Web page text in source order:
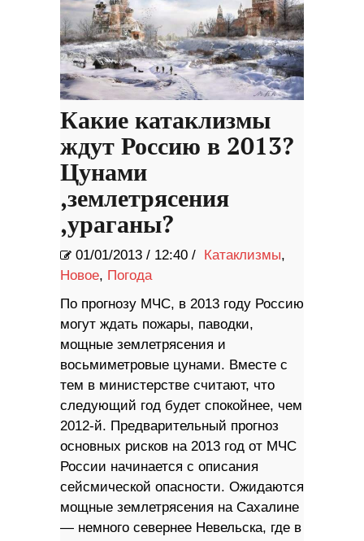
Какие катаклизмы
ждут Россию в 2013?
Цунами
,землетрясения
,ураганы?
01/01/2013 / 12:40 / Катаклизмы,
Новое, Погода
По прогнозу МЧС, в 2013 году Россию
могут ждать пожары, паводки,
мощные землетрясения и
восьмиметровые цунами. Вместе с
тем в министерстве считают, что
следующий год будет спокойнее, чем
2012-й. Предварительный прогноз
основных рисков на 2013 год от МЧС
России начинается с описания
сейсмической опасности. Ожидаются
мощные землетрясения на Сахалине
— немного севернее Невельска, где в